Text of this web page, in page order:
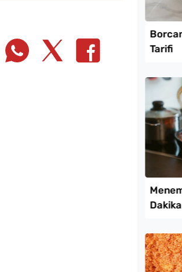
Evde Kolay Mayasız
Kıymalı Pide Tarifi
Kahvaltılık Pratik
Kaygana Tarifi